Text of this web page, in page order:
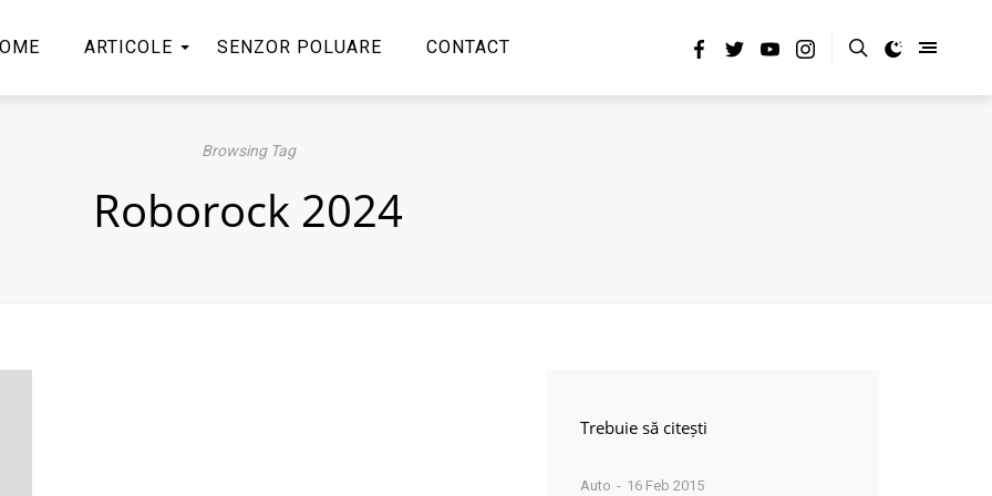
ARTICOLE SENZOR POLUARE CONTACT
Browsing Tag
Roborock 2024
Trebuie să citești
Auto 16 Feb 2015